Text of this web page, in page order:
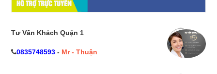
HỔ TRỢ TRỰC TUYẾN
Tư Vấn Khách Quận 1
0835748593 - Mr - Thuận